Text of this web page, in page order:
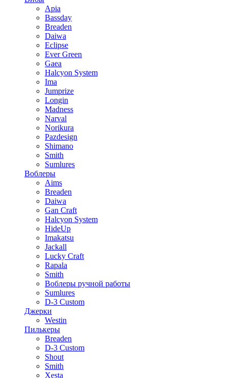
Apia
Bassday
Breaden
Daiwa
Eclipse
Ever Green
Gaea
Halcyon System
Ima
Jumprize
Longin
Madness
Narval
Norikura
Pazdesign
Shimano
Smith
Sumlures
Воблеры
Aims
Breaden
Daiwa
Gan Craft
Halcyon System
HideUp
Imakatsu
Jackall
Lucky Craft
Rapala
Smith
Воблеры ручной работы
Sumlures
D-3 Custom
Джерки
Westin
Пилькеры
Breaden
D-3 Custom
Shout
Smith
Xesta